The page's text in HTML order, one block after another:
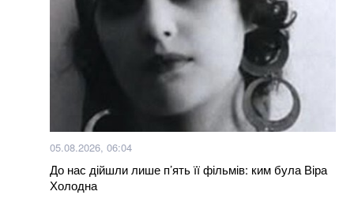
заводу, який давно перетворився на руїни
Нагороджені посмертно: у Хмельницькому нагороди
загиблих Героїв отримали їх родини
Яка температура вважається нормальною: ви
здивуєтеся, але це не 36,6
Більше новин
05.08.2026, 06:04
До нас дійшли лише п’ять її фільмів: ким була Віра
Холодна